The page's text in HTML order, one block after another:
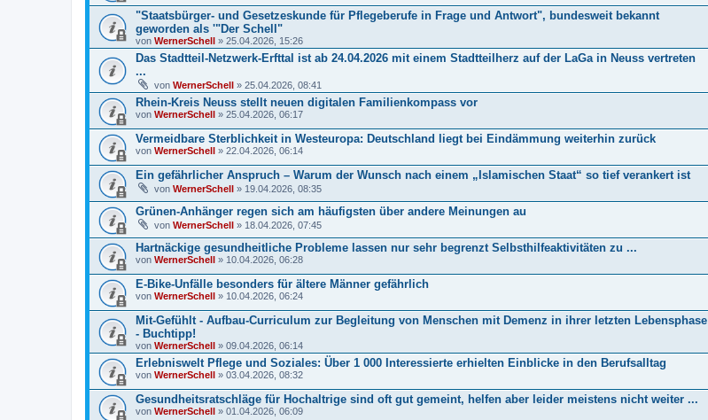
"Staatsbürger- und Gesetzeskunde für Pflegeberufe in Frage und Antwort", bundesweit bekannt
geworden als '"Der Schell"
von WernerSchell » 25.04.2026, 15:26
Das Stadtteil-Netzwerk-Erfttal ist ab 24.04.2026 mit einem Stadtteilherz auf der LaGa in Neuss vertreten
...
von WernerSchell » 25.04.2026, 08:41
Rhein-Kreis Neuss stellt neuen digitalen Familienkompass vor
von WernerSchell » 25.04.2026, 06:17
Vermeidbare Sterblichkeit in Westeuropa: Deutschland liegt bei Eindämmung weiterhin zurück
von WernerSchell » 22.04.2026, 06:14
Ein gefährlicher Anspruch – Warum der Wunsch nach einem „Islamischen Staat“ so tief verankert ist
von WernerSchell » 19.04.2026, 08:35
Grünen-Anhänger regen sich am häufigsten über andere Meinungen au
von WernerSchell » 18.04.2026, 07:45
Hartnäckige gesundheitliche Probleme lassen nur sehr begrenzt Selbsthilfeaktivitäten zu ...
von WernerSchell » 10.04.2026, 06:28
E-Bike-Unfälle besonders für ältere Männer gefährlich
von WernerSchell » 10.04.2026, 06:24
Mit-Gefühlt - Aufbau-Curriculum zur Begleitung von Menschen mit Demenz in ihrer letzten Lebensphase
- Buchtipp!
von WernerSchell » 09.04.2026, 06:14
Erlebniswelt Pflege und Soziales: Über 1 000 Interessierte erhielten Einblicke in den Berufsalltag
von WernerSchell » 03.04.2026, 08:32
Gesundheitsratschläge für Hochaltrige sind oft gut gemeint, helfen aber leider meistens nicht weiter ...
von WernerSchell » 01.04.2026, 06:09